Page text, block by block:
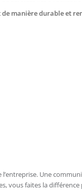
manière durable et
Une
vous faites la différence